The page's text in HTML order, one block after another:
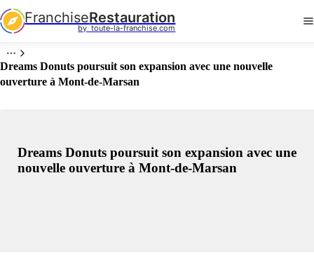
FranchiseRestauration
by  toute-la-franchise.com
Dreams Donuts poursuit son expansion avec une nouvelle
ouverture à Mont-de-Marsan
Dreams Donuts poursuit son expansion avec une
nouvelle ouverture à Mont-de-Marsan